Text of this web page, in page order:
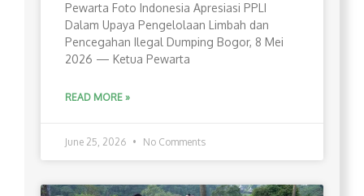
Pewarta Foto Indonesia Apresiasi PPLI
Dalam Upaya Pengelolaan Limbah dan
Pencegahan Ilegal Dumping Bogor, 8 Mei
2026 — Ketua Pewarta
READ MORE »
June 25, 2026 No Comments